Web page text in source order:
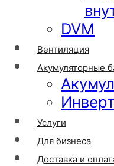
DVM
Вентиляция
Акумуляторные
Услуги
Для бизнеса
Доставка и